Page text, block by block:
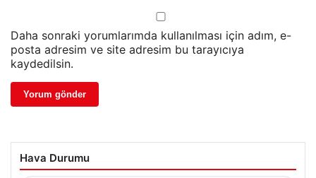
Daha sonraki yorumlarımda kullanılması için adım, e-
posta adresim ve site adresim bu tarayıcıya
kaydedilsin.
Hava Durumu